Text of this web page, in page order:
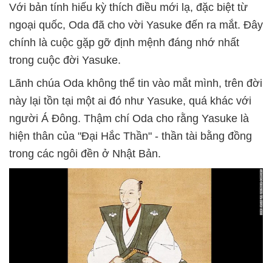
Với bản tính hiếu kỳ thích điều mới lạ, đặc biệt từ
ngoại quốc, Oda đã cho vời Yasuke đến ra mắt. Đây
chính là cuộc gặp gỡ định mệnh đáng nhớ nhất
trong cuộc đời Yasuke.
Lãnh chúa Oda không thể tin vào mắt mình, trên đời
này lại tồn tại một ai đó như Yasuke, quá khác với
người Á Đông. Thậm chí Oda cho rằng Yasuke là
hiện thân của "Đại Hắc Thần" - thần tài bằng đồng
trong các ngôi đền ở Nhật Bản.